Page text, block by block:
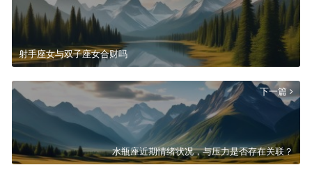
射手座女与双子座女合财吗
下一篇
水瓶座近期情绪状况，与压力是否存在关联？